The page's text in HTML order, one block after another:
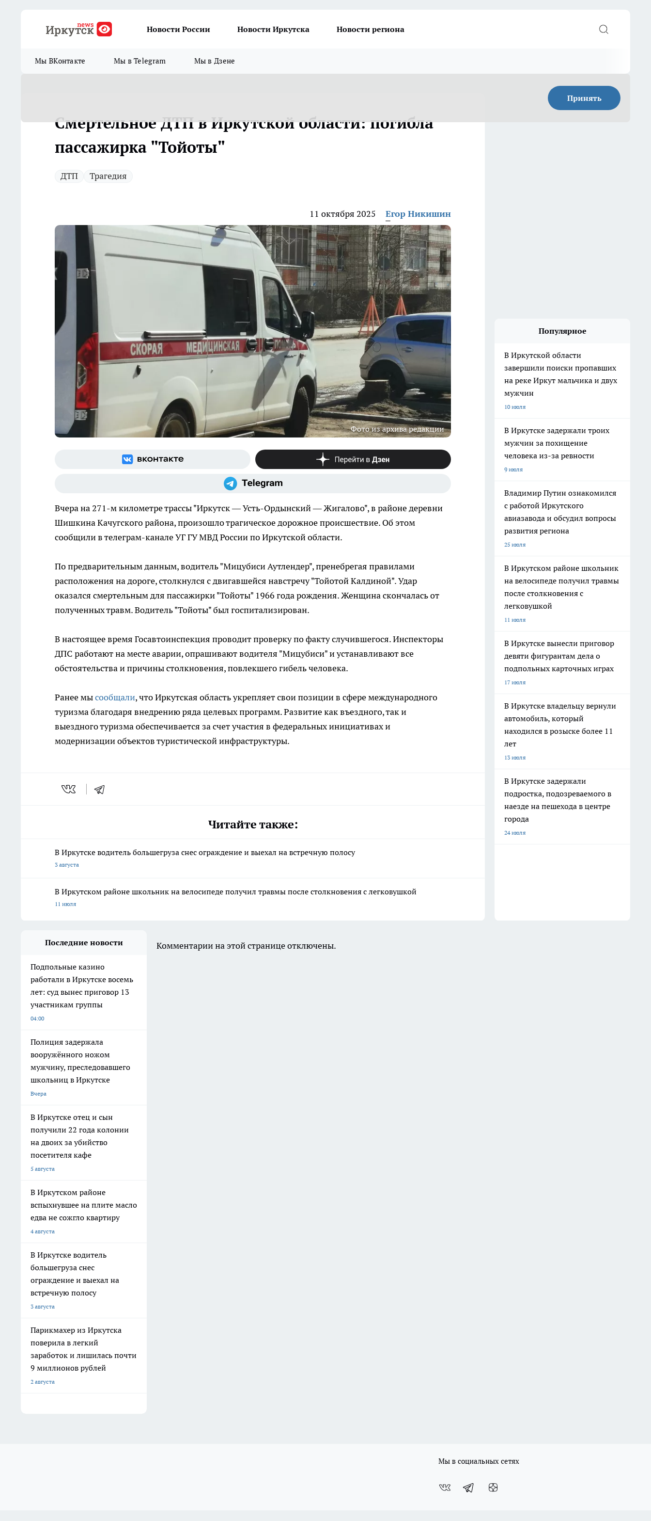
Новости России Новости Иркутска Новости региона
Мы ВКонтакте Мы в Telegram Мы в Дзене
Принять
Смертельное ДТП в Иркутской области: погибла
пассажирка "Тойоты"
ДТП Трагедия
11 октября 2025 Егор Никишин
Фото из архива редакции
Вчера на 271-м километре трассы "Иркутск — Усть-Ордынский — Жигалово", в районе деревни
Шишкина Качугского района, произошло трагическое дорожное происшествие. Об этом
сообщили в телеграм-канале УГ ГУ МВД России по Иркутской области.
По предварительным данным, водитель "Мицубиси Аутлендер", пренебрегая правилами
расположения на дороге, столкнулся с двигавшейся навстречу "Тойотой Калдиной". Удар
оказался смертельным для пассажирки "Тойоты" 1966 года рождения. Женщина скончалась от
полученных травм. Водитель "Тойоты" был госпитализирован.
В настоящее время Госавтоинспекция проводит проверку по факту случившегося. Инспекторы
ДПС работают на месте аварии, опрашивают водителя "Мицубиси" и устанавливают все
обстоятельства и причины столкновения, повлекшего гибель человека.
Ранее мысообщали, что Иркутская область укрепляет свои позиции в сфере международного
туризма благодаря внедрению ряда целевых программ. Развитие как въездного, так и
выездного туризма обеспечивается за счет участия в федеральных инициативах и
модернизации объектов туристической инфраструктуры.
Читайте также:
В Иркутске водитель большегруза снес ограждение и выехал на встречную полосу
3 августа
В Иркутском районе школьник на велосипеде получил травмы после столкновения с легковушкой
11 июля
Популярное
В Иркутской области
завершили поиски пропавших
на реке Иркут мальчика и двух
мужчин
10 июля
В Иркутске задержали троих
мужчин за похищение
человека из-за ревности
9 июля
Владимир Путин ознакомился
с работой Иркутского
авиазавода и обсудил вопросы
развития региона
25 июля
В Иркутском районе школьник
на велосипеде получил травмы
после столкновения с
легковушкой
11 июля
В Иркутске вынесли приговор
девяти фигурантам дела о
подпольных карточных играх
17 июля
В Иркутске владельцу вернули
автомобиль, который
находился в розыске более 11
лет
13 июля
В Иркутске задержали
подростка, подозреваемого в
наезде на пешехода в центре
города
24 июля
Последние новости
Подпольные казино
работали в Иркутске восемь
лет: суд вынес приговор 13
участникам группы
04:00
Полиция задержала
вооружённого ножом
мужчину, преследовавшего
школьниц в Иркутске
Вчера
В Иркутске отец и сын
получили 22 года колонии
на двоих за убийство
посетителя кафе
5 августа
В Иркутском районе
вспыхнувшее на плите масло
едва не сожгло квартиру
4 августа
В Иркутске водитель
большегруза снес
ограждение и выехал на
встречную полосу
3 августа
Парикмахер из Иркутска
поверила в легкий
заработок и лишилась почти
9 миллионов рублей
2 августа
Комментарии на этой странице отключены.
Мы в социальных сетях